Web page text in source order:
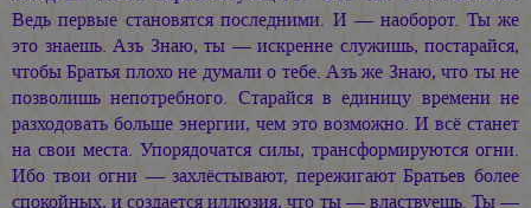
Ведь первые становятся последними. И — наоборот. Ты же
это знаешь. Азъ Знаю, ты — искренне служишь, постарайся,
чтобы Братья плохо не думали о тебе. Азъ же Знаю, что ты не
позволишь непотребного. Старайся в единицу времени не
разходовать больше энергии, чем это возможно. И всё станет
на свои места. Упорядочатся силы, трансформируются огни.
Ибо твои огни — захлёстывают, пережигают Братьев более
спокойных, и создается иллюзия, что ты — властвуешь. Ты —